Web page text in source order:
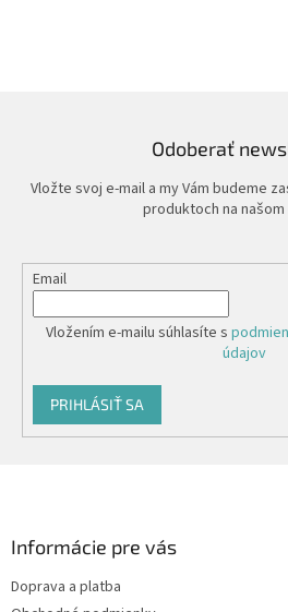
Odoberať
Vložte svoj e-mail a my Vám budeme
produktoch na
Email
Vložením e-mailu súhlasíte s
údajov
PRIHLÁSIŤ SA
Informácie pre vás
Doprava a platba